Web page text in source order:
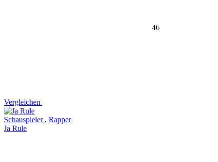
46
Vergleichen
Schauspieler , Rapper
Ja Rule